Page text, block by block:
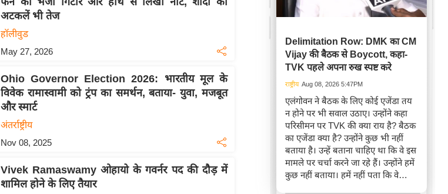
अटकलें भी तेज
हॉलीवुड
May 27, 2026
Ohio Governor Election 2026: भारतीय मूल के
विवेक रामास्वामी को ट्रंप का समर्थन, बताया- युवा, मजबूत
और स्मार्ट
अंतर्राष्ट्रीय
Nov 08, 2025
Vivek Ramaswamy ओहायो के गवर्नर पद की दौड़ में
शामिल होने के लिए तैयार
Delimitation Row: DMK का CM
Vijay की बैठक से Boycott, कहा-
TVK पहले अपना रुख स्पष्ट करे
राष्ट्रीय Aug 08, 2026 5:47PM
एलंगोवन ने बैठक के लिए कोई एजेंडा तय
न होने पर भी सवाल उठाए। उन्होंने कहा
परिसीमन पर TVK की क्या राय है? बैठक
का एजेंडा क्या है? उन्होंने कुछ भी नहीं
बताया है। उन्हें बताना चाहिए था कि वे इस
मामले पर चर्चा करने जा रहे हैं। उन्होंने हमें
कुछ नहीं बताया। हमें नहीं पता कि वे